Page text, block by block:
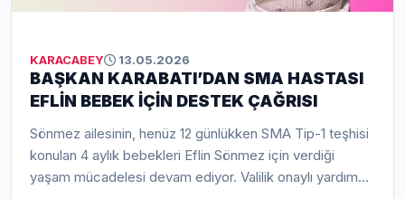
KARACABEY 13.05.2026
BAŞKAN KARABATI’DAN SMA HASTASI
EFLİN BEBEK İÇİN DESTEK ÇAĞRISI
Sönmez ailesinin, henüz 12 günlükken SMA Tip-1 teşhisi
konulan 4 aylık bebekleri Eflin Sönmez için verdiği
yaşam mücadelesi devam ediyor. Valilik onaylı yardım